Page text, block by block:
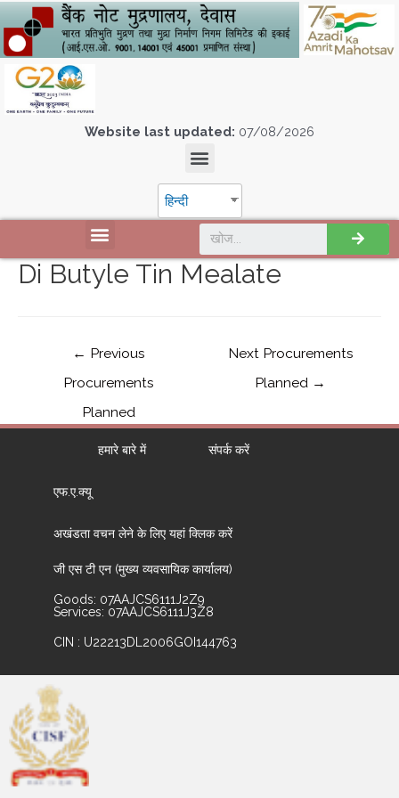
Website last updated: 07/08/2026
हिन्दी
Di Butyle Tin Mealate
← Previous
Procurements
Planned
Next Procurements
Planned →
हमारे बारे में संपर्क करें
एफ.ए.क्यू
अखंडता वचन लेने के लिए यहां क्लिक करें
जी एस टी एन (मुख्य व्यवसायिक कार्यालय)
Goods: 07AAJCS6111J2Z9
Services: 07AAJCS6111J3Z8
CIN : U22213DL2006GOI144763